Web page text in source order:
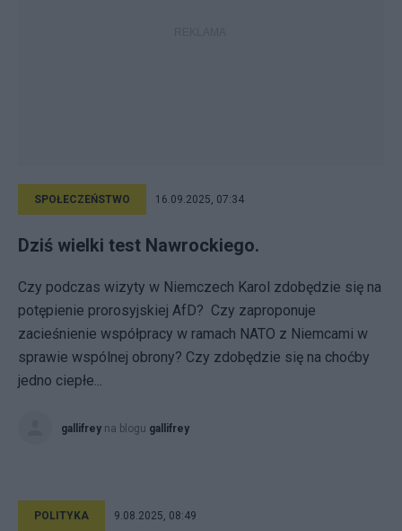
SPOŁECZEŃSTWO 16.09.2025, 07:34
Dziś wielki test Nawrockiego.
Czy podczas wizyty w Niemczech Karol zdobędzie się na
potępienie prorosyjskiej AfD? Czy zaproponuje
zacieśnienie współpracy w ramach NATO z Niemcami w
sprawie wspólnej obrony? Czy zdobędzie się na choćby
jedno ciepłe...
gallifrey na blogu gallifrey
POLITYKA 9.08.2025, 08:49